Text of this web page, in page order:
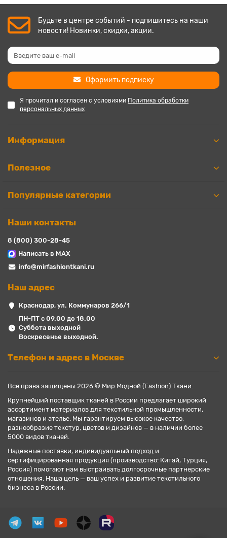
Будьте в центре событий - подпишитесь на наши
новости! Новинки, скидки, акции.
Оформить подписку
Я прочитал и согласен с условиями Политика обработки
персональных данных
Информация
Полезное
Популярные категории
Наши контакты
8 (800) 300-28-45
Написать в MAX
info@mirfashiontkani.ru
Наш адрес
Краснодар, ул. Коммунаров 266/1
ПН-ПТ с 09.00 до 18.00
Суббота выходной
Воскресенье выходной.
Телефон и адрес в Москве
Все права защищены 2026 © Мир Модной (Fashion) Ткани.
Крупнейший поставщик тканей в России предлагает широкий
ассортимент материалов для текстильной промышленности,
магазинов и ателье. Мы гарантируем высокое качество,
разнообразие текстур, цветов и дизайнов — в наличии более
5000 видов тканей.
Надежные поставки, индивидуальный подход и
сертифицированная продукция (производство: Китай, Турция,
Россия) помогают нам выстраивать долгосрочные партнерские
отношения. Наша цель — ваш успех и развитие текстильного
бизнеса в России.